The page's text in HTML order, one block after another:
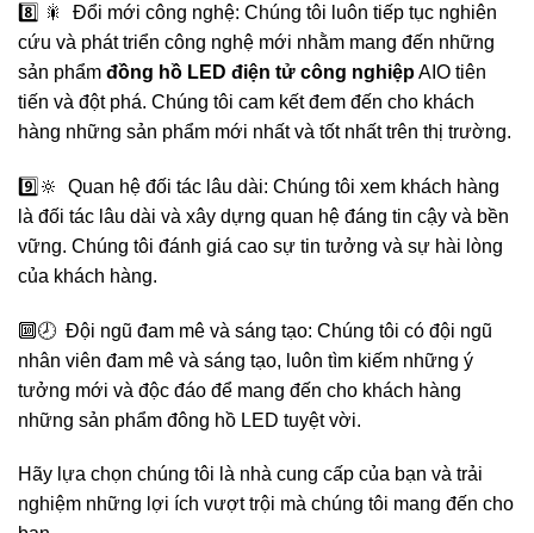
8️⃣ 🎇 Đổi mới công nghệ: Chúng tôi luôn tiếp tục nghiên
cứu và phát triển công nghệ mới nhằm mang đến những
sản phẩm đồng hồ LED điện tử công nghiệpAIO tiên
tiến và đột phá. Chúng tôi cam kết đem đến cho khách
hàng những sản phẩm mới nhất và tốt nhất trên thị trường.
9️⃣🔆 Quan hệ đối tác lâu dài: Chúng tôi xem khách hàng
là đối tác lâu dài và xây dựng quan hệ đáng tin cậy và bền
vững. Chúng tôi đánh giá cao sự tin tưởng và sự hài lòng
của khách hàng.
🔟🕗 Đội ngũ đam mê và sáng tạo: Chúng tôi có đội ngũ
nhân viên đam mê và sáng tạo, luôn tìm kiếm những ý
tưởng mới và độc đáo để mang đến cho khách hàng
những sản phẩm đông hồ LED tuyệt vời.
Hãy lựa chọn chúng tôi là nhà cung cấp của bạn và trải
nghiệm những lợi ích vượt trội mà chúng tôi mang đến cho